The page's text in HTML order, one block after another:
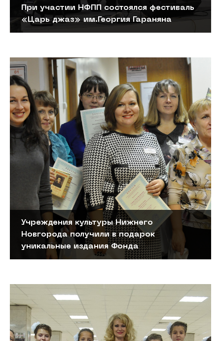
При участии НФПП состоялся фестиваль
«Царь джаз» им.Георгия Гараняна
Учреждения культуры Нижнего
Новгорода получили в подарок
уникальные издания Фонда